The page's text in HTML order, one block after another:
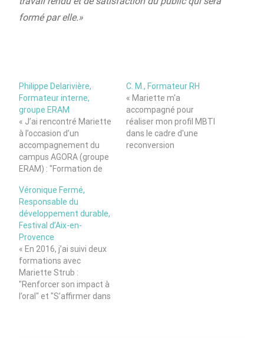
formé par elle.»
Philippe Delarivière,
Formateur interne,
groupe ERAM
« J’ai rencontré Mariette
à l’occasion d’un
accompagnement du
campus AGORA (groupe
ERAM) : "Formation de
préparation de projets et
de supports
pédagogiques",
"Animation d’un
séminaire de l’équipe des
formateurs". J’ai travaillé
et côtoyé plusieurs
formateurs et coach !
Mariette fait partie de
ces personnes qui ne
C. M., Formateur RH
« Mariette m'a
accompagné pour
réaliser mon profil MBTI
dans le cadre d'une
reconversion
Véronique Fermé,
Responsable du
développement durable,
Festival d’Aix-en-
Provence
« En 2016, j’ai suivi deux
formations avec
Mariette Strub :
"Renforcer son impact à
l’oral" et "S’affirmer dans